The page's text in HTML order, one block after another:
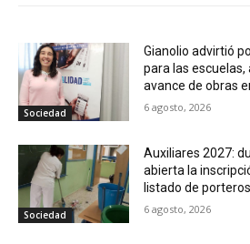
Sociedad
Gianolio advirtió
para las escuelas,
avance de obras
6 agosto, 2026
Sociedad
Auxiliares 2027:
abierta la
listado de
6 agosto, 2026